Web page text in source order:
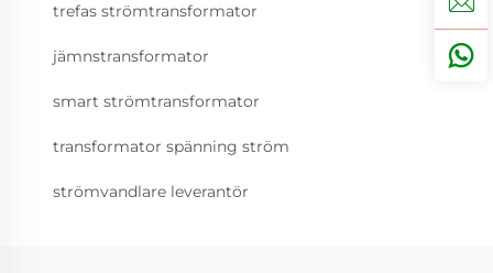
trefas strömtransformator
jämnstransformator
smart strömtransformator
transformator spänning ström
strömvandlare leverantör